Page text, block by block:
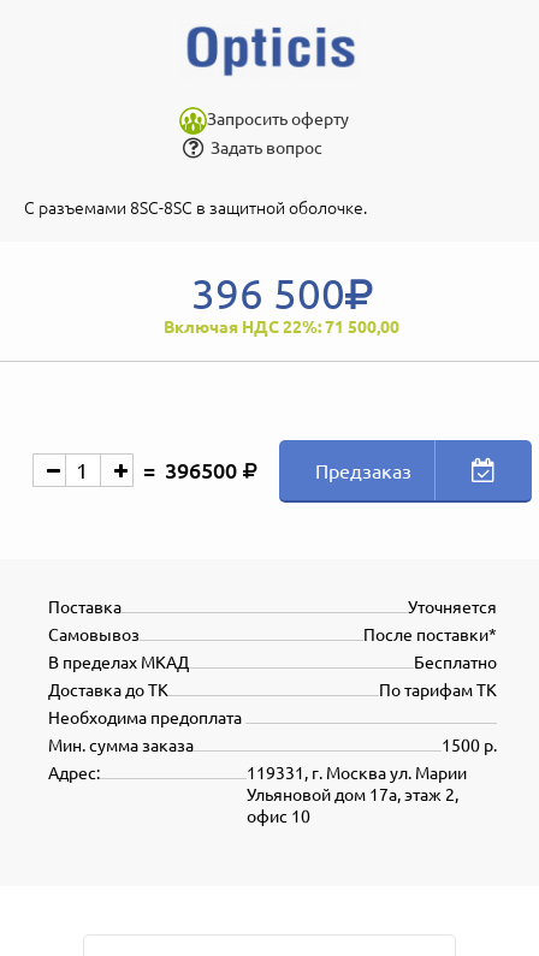
Запросить оферту
Задать вопрос
С разъемами 8SC-8SC в защитной оболочке.
396 500
Включая НДС 22%: 71 500,00
396500 Предзаказ
Уточняется
Поставка
После поставки*
Самовывоз
Бесплатно
В пределах МКАД
По тарифам ТК
Доставка до ТК
Необходима предоплата
1500 р.
Мин. сумма заказа
119331, г. Москва ул. Марии
Ульяновой дом 17а, этаж 2,
офис 10
Адрес: